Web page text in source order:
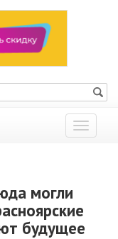
Показать
меню
могли
будущее